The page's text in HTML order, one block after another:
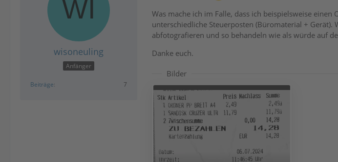
wisoneuling
Anfänger
Beiträge 7
Was mache ich im Falle, dass ich beispielsweise
unterschiedliche Steuerposten (Büromaterial + Gerät).
abfotografieren und so behandeln wie als würde auf
Danke euch.
Bilder